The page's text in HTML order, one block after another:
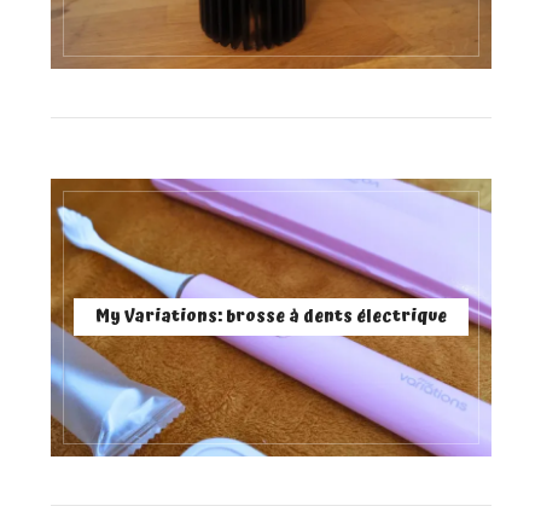
My Variations: brosse à dents électrique